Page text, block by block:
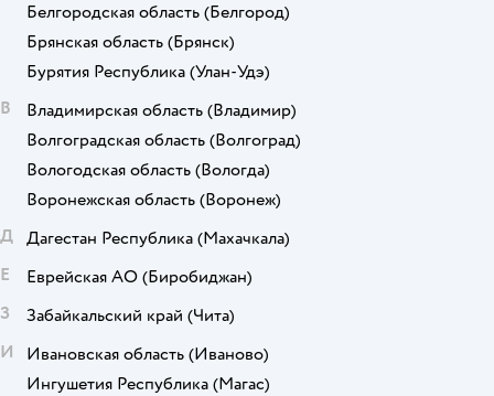
Белгородская область (Белгород)
Брянская область (Брянск)
Бурятия Республика (Улан-Удэ)
В
Владимирская область (Владимир)
Волгоградская область (Волгоград)
Вологодская область (Вологда)
Воронежская область (Воронеж)
Д Дагестан Республика (Махачкала)
Е
Еврейская АО (Биробиджан)
З
Забайкальский край (Чита)
И
Ивановская область (Иваново)
Ингушетия Республика (Магас)